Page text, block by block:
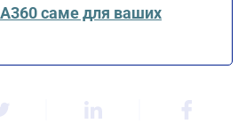
саме для ваших